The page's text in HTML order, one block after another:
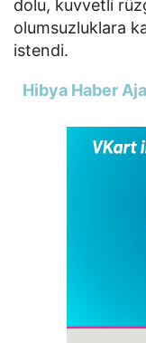
dolu, kuvvetli
olumsuzluklara
istendi.
Hibya Haber